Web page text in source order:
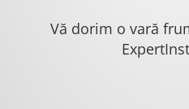
Vă dorim o vară